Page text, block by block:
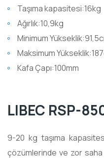
Taşıma kapasitesi:16kg
Ağırlık:10,9kg
Minimum
Maksimum
Kafa Çapı:100mm
LIBEC RSP-
9-20 kg taşıma
çözümlerinde ve zor saha